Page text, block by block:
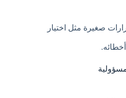
صغيرة مثل اختيار